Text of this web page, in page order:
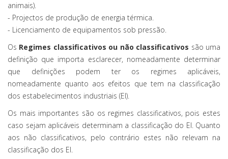
animais).
- Projectos de produção de energia térmica.
- Licenciamento de equipamentos sob pressão.
Os Regimes classificativos ou não classificativos são uma
definição que importa esclarecer, nomeadamente determinar
que definições podem ter os regimes aplicáveis,
nomeadamente quanto aos efeitos que tem na classificação
dos estabelecimentos industriais (EI).
Os mais importantes são os regimes classificativos, pois estes
caso sejam aplicáveis determinam a classificação do EI. Quanto
aos não classificativos, pelo contrário estes não relevam na
classificação dos EI.